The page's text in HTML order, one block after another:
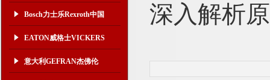
Bosch力士乐Rexroth中国
EATON威格士VICKERS
意大利GEFRAN杰佛伦
深入解析